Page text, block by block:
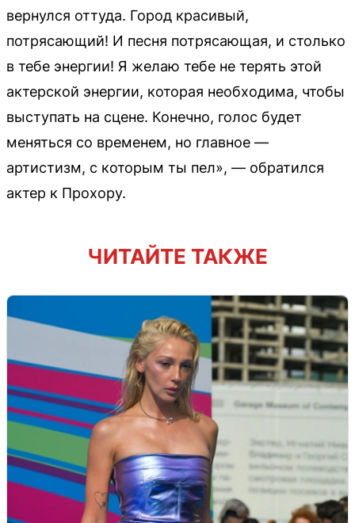
вернулся оттуда. Город красивый,
потрясающий! И песня потрясающая, и столько
в тебе энергии! Я желаю тебе не терять этой
актерской энергии, которая необходима, чтобы
выступать на сцене. Конечно, голос будет
меняться со временем, но главное —
артистизм, с которым ты пел», — обратился
актер к Прохору.
ЧИТАЙТЕ ТАКЖЕ